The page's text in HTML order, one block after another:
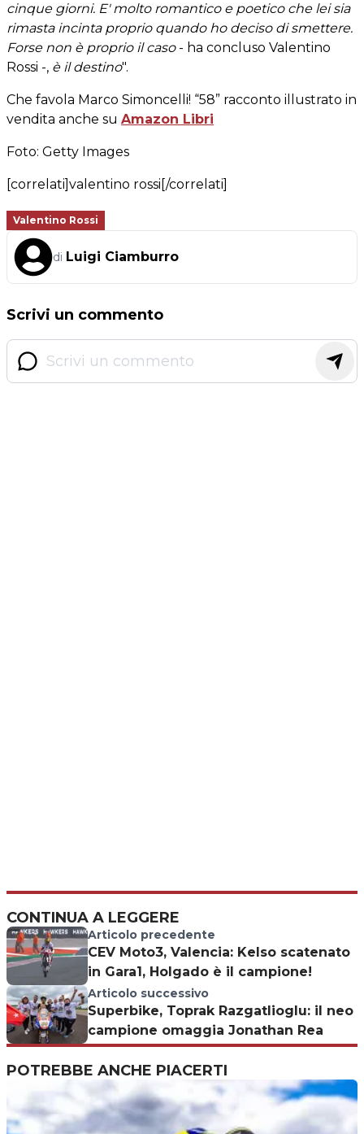
cinque giorni. E' molto romantico e poetico che lei sia
rimasta incinta proprio quando ho deciso di smettere.
Forse non è proprio il caso- ha concluso Valentino
Rossi -, è il destino".
Che favola Marco Simoncelli! “58” racconto illustrato in
vendita anche su Amazon Libri
Foto: Getty Images
[correlati]valentino rossi[/correlati]
Valentino Rossi
di Luigi Ciamburro
Scrivi un commento
CONTINUA A LEGGERE
Articolo precedente
CEV Moto3, Valencia: Kelso scatenato
in Gara1, Holgado è il campione!
Articolo successivo
Superbike, Toprak Razgatlioglu: il neo
campione omaggia Jonathan Rea
POTREBBE ANCHE PIACERTI